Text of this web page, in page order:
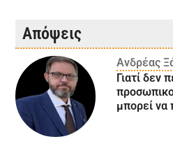
Απόψεις
Ανδρέας
Γιατί δεν
μπορεί να